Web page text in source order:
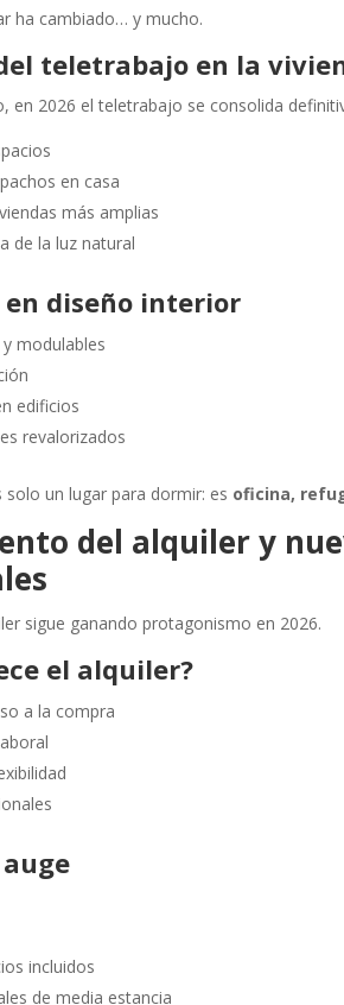
ha cambiado… y mucho.
teletrabajo en la
en 2026 el teletrabajo se consolida
en casa
más amplias
de la luz natural
en diseño interior
modulables
edificios
revalorizados
solo un lugar para dormir: es oficina,
del alquiler y
sigue ganando protagonismo en 2026.
el alquiler?
a la compra
incluidos
de media estancia